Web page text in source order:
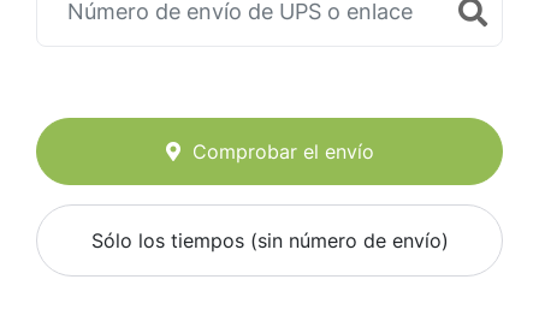
Comprobar el envío
Sólo los tiempos (sin número de envío)